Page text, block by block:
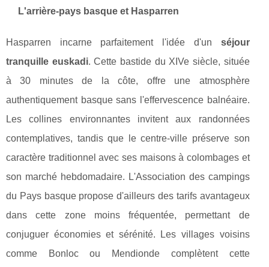
L'arrière-pays basque et Hasparren
Hasparren incarne parfaitement l'idée d'un séjour
tranquille euskadi. Cette bastide du XIVe siècle, située
à 30 minutes de la côte, offre une atmosphère
authentiquement basque sans l'effervescence balnéaire.
Les collines environnantes invitent aux randonnées
contemplatives, tandis que le centre-ville préserve son
caractère traditionnel avec ses maisons à colombages et
son marché hebdomadaire. L'Association des campings
du Pays basque propose d'ailleurs des tarifs avantageux
dans cette zone moins fréquentée, permettant de
conjuguer économies et sérénité. Les villages voisins
comme Bonloc ou Mendionde complètent cette